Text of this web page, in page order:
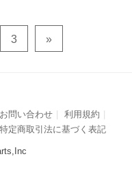
3 »
問い合わせ
利用規約
特定商取引法に基づく表記